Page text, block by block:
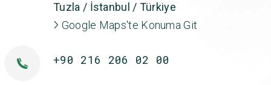
Tuzla / İstanbul / Türkiye
Google Maps'te Konuma Git
+90 216 206 02 00